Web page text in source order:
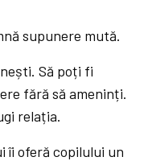
supunere mută.
Să poți fi
fără să ameninți.
relația.
îi oferă copilului un